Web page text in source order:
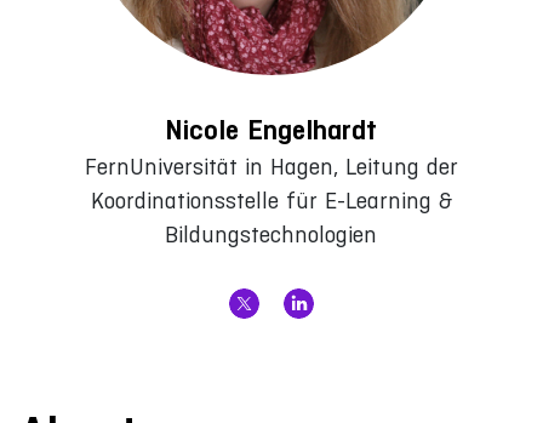
Nicole Engelhardt
FernUniversität in Hagen, Leitung der
Koordinationsstelle für E-Learning &
Bildungstechnologien